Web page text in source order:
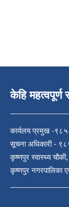
केहि महत्वपूर्ण
कार्यलय प्रमुख -
सूचना अधिकारी -
कृष्णपुर स्वास्थ्य
कृष्णपुर